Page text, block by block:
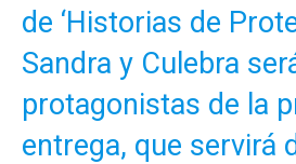
de ‘Historias de
Sandra y Culebra
protagonistas de la
entrega, que servirá